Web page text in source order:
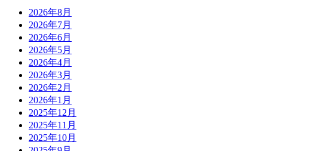
2026年8月
2026年7月
2026年6月
2026年5月
2026年4月
2026年3月
2026年2月
2026年1月
2025年12月
2025年11月
2025年10月